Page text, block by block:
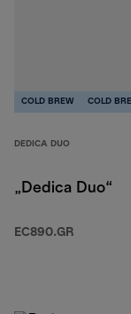
COLD BREW COLD
DEDICA DUO
„Dedica Duo“
EC890.GR